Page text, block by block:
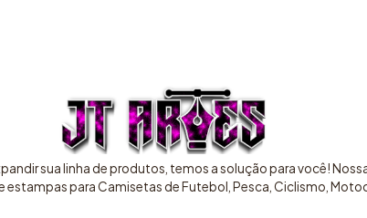
sua linha de produtos, temos a solução para você!
estampas para Camisetas de Futebol, Pesca, Ciclismo,